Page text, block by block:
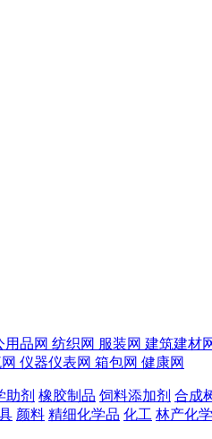
用品网 纺织网 服装网 建筑建材
仪器仪表网 箱包网 健康网
助剂 橡胶制品 饲料添加剂 合成
颜料 精细化学品 化工 林产化